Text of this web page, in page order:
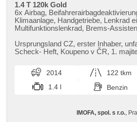
1.4 T 120k Gold
6x Airbag,
Klimaanlage, Handgetriebe, Lenkrad
Multifunktionslenkrad, Brems-
höheneinstellbare Sitze,
Außenthermometer, Wegfahrsperre,
Antriebsschlupfregelung (ASR),
Stabilitätsprogramm (ESP),
Heckscheibenwischer, täglich
Ursprungsland CZ,​ erster Inhaber,​
Scheck​- Heft,​ Koupeno v ČR,​ 1.
2014 122 tkm
1.4 l
Benzin
IMOFA, spol. s r.o. ,